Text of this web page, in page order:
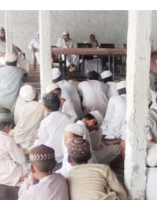
بے بنیاد شکایات یا
ہے۔ تنظیم نے واضح
دستیاب سرکاری
اسٹیٹ ٹیچرس ایسوسی
استاد کے وقار، آزادیٔ
ہمیشہ جدوجہد کرتی
اور قانونی طریقوں سے